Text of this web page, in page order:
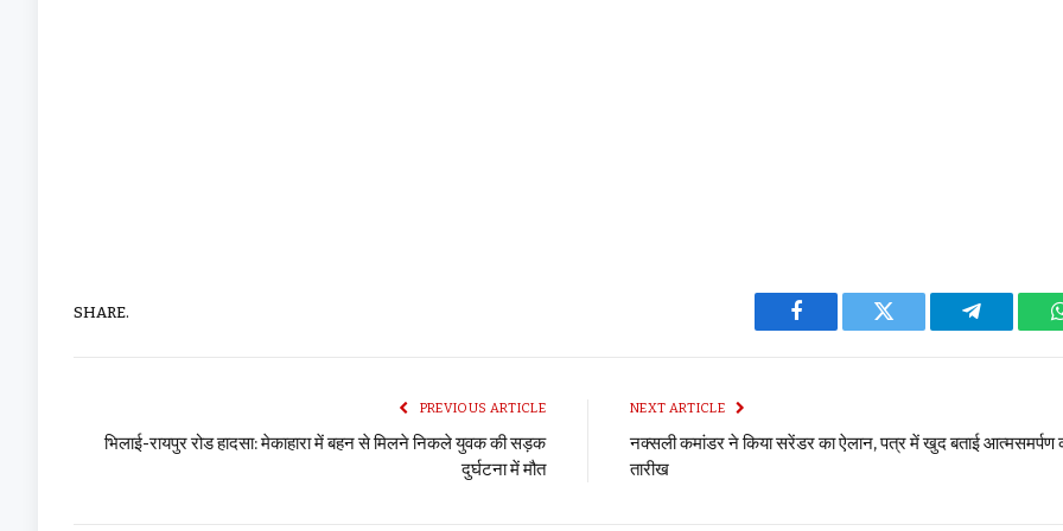
SHARE.
Facebook Twitter Telegram
PREVIOUS ARTICLE
भिलाई-रायपुर रोड हादसा: मेकाहारा में बहन से मिलने निकले युवक की सड़क
दुर्घटना में मौत
NEXT ARTICLE
नक्सली कमांडर ने किया सरेंडर का ऐलान, पत्र में खुद बताई आत्मसमर्पण
तारीख